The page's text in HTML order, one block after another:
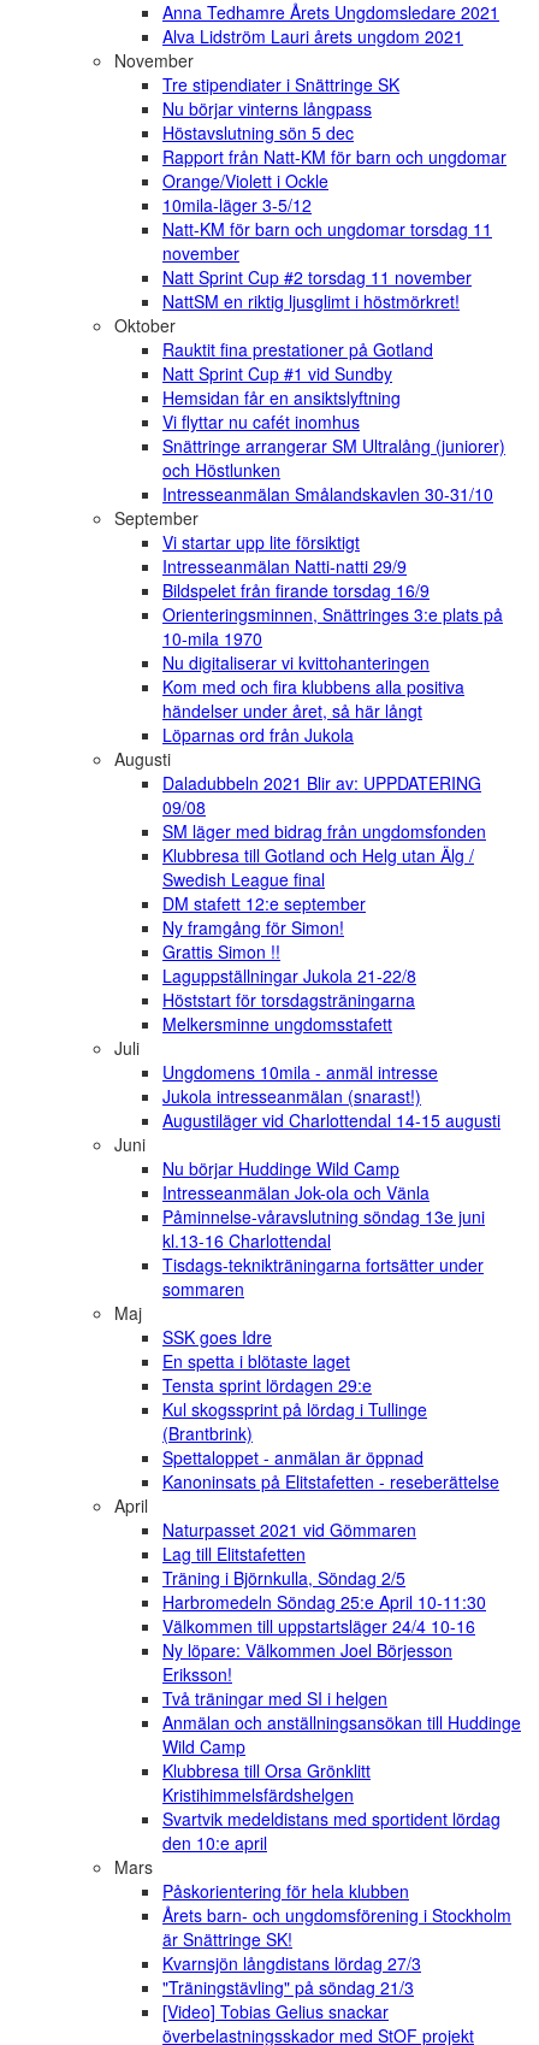
Anna Tedhamre Årets Ungdomsledare 2021
Alva Lidström Lauri årets ungdom 2021
November
Tre stipendiater i Snättringe SK
Nu börjar vinterns långpass
Höstavslutning sön 5 dec
Rapport från Natt-KM för barn och ungdomar
Orange/Violett i Ockle
10mila-läger 3-5/12
Natt-KM för barn och ungdomar torsdag 11
november
Natt Sprint Cup #2 torsdag 11 november
NattSM en riktig ljusglimt i höstmörkret!
Oktober
Rauktit fina prestationer på Gotland
Natt Sprint Cup #1 vid Sundby
Hemsidan får en ansiktslyftning
Vi flyttar nu cafét inomhus
Snättringe arrangerar SM Ultralång (juniorer)
och Höstlunken
Intresseanmälan Smålandskavlen 30-31/10
September
Vi startar upp lite försiktigt
Intresseanmälan Natti-natti 29/9
Bildspelet från firande torsdag 16/9
Orienteringsminnen, Snättringes 3:e plats på
10-mila 1970
Nu digitaliserar vi kvittohanteringen
Kom med och fira klubbens alla positiva
händelser under året, så här långt
Löparnas ord från Jukola
Augusti
Daladubbeln 2021 Blir av: UPPDATERING
09/08
SM läger med bidrag från ungdomsfonden
Klubbresa till Gotland och Helg utan Älg /
Swedish League final
DM stafett 12:e september
Ny framgång för Simon!
Grattis Simon !!
Laguppställningar Jukola 21-22/8
Höststart för torsdagsträningarna
Melkersminne ungdomsstafett
Juli
Ungdomens 10mila - anmäl intresse
Jukola intresseanmälan (snarast!)
Augustiläger vid Charlottendal 14-15 augusti
Juni
Nu börjar Huddinge Wild Camp
Intresseanmälan Jok-ola och Vänla
Påminnelse-våravslutning söndag 13e juni
kl.13-16 Charlottendal
Tisdags-teknikträningarna fortsätter under
sommaren
Maj
SSK goes Idre
En spetta i blötaste laget
Tensta sprint lördagen 29:e
Kul skogssprint på lördag i Tullinge
(Brantbrink)
Spettaloppet - anmälan är öppnad
Kanoninsats på Elitstafetten - reseberättelse
April
Naturpasset 2021 vid Gömmaren
Lag till Elitstafetten
Träning i Björnkulla, Söndag 2/5
Harbromedeln Söndag 25:e April 10-11:30
Välkommen till uppstartsläger 24/4 10-16
Ny löpare: Välkommen Joel Börjesson
Eriksson!
Två träningar med SI i helgen
Anmälan och anställningsansökan till Huddinge
Wild Camp
Klubbresa till Orsa Grönklitt
Kristihimmelsfärdshelgen
Svartvik medeldistans med sportident lördag
den 10:e april
Mars
Påskorientering för hela klubben
Årets barn- och ungdomsförening i Stockholm
är Snättringe SK!
Kvarnsjön långdistans lördag 27/3
"Träningstävling" på söndag 21/3
[Video] Tobias Gelius snackar
överbelastningsskador med StOF projekt